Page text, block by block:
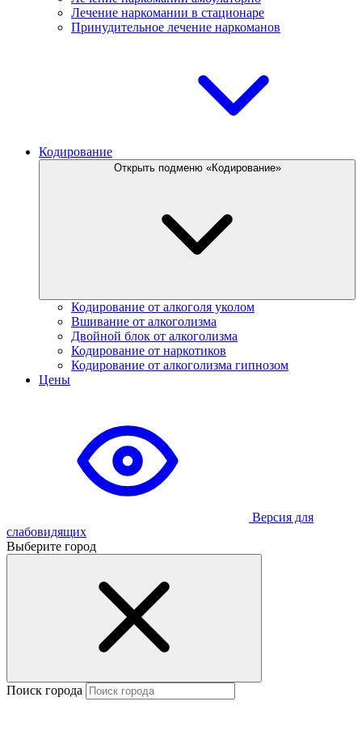
Лечение наркомании в стационаре
Принудительное лечение наркоманов
Кодирование
Открыть подменю «Кодирование»
Кодирование от алкоголя уколом
Вшивание от алкоголизма
Двойной блок от алкоголизма
Кодирование от наркотиков
Кодирование от алкоголизма гипнозом
Цены
Версия для
слабовидящих
Выберите город
Поиск города